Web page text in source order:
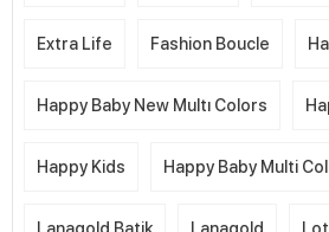
Extra Life Fashion Boucle
Happy Baby New Multı Colors
Happy Kids Happy Baby Multi